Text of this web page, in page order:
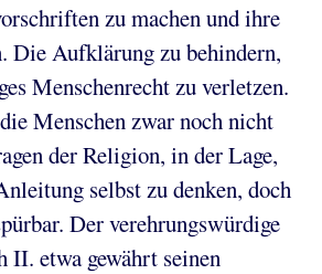
zu machen und ihre
Die Aufklärung zu behindern,
Menschenrecht zu verletzen.
Menschen zwar noch nicht
der Religion, in der Lage,
selbst zu denken, doch
Der verehrungswürdige
etwa gewährt seinen